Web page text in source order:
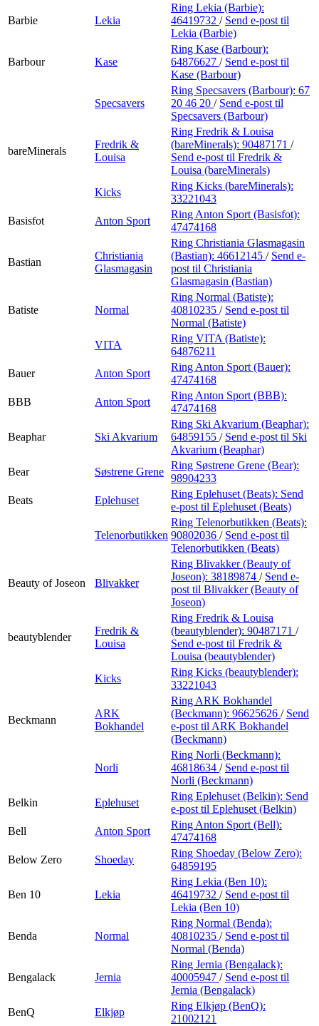
Barbie Lekia
Ring Lekia (Barbie):
46419732 / Send e-post til
Lekia (Barbie)
Barbour Kase
Ring Kase (Barbour):
64876627 / Send e-post til
Kase (Barbour)
Specsavers
Ring Specsavers (Barbour): 67
20 46 20 / Send e-post til
Specsavers (Barbour)
bareMinerals
Fredrik &
Louisa
Ring Fredrik & Louisa
(bareMinerals): 90487171 /
Send e-post til Fredrik &
Louisa (bareMinerals)
Kicks
Ring Kicks (bareMinerals):
33221043
Basisfot
Anton Sport
Ring Anton Sport (Basisfot):
47474168
Bastian
Christiania
Glasmagasin
Ring Christiania Glasmagasin
(Bastian): 46612145 / Send e-
post til Christiania
Glasmagasin (Bastian)
Batiste Normal
Ring Normal (Batiste):
40810235 / Send e-post til
Normal (Batiste)
VITA
Ring VITA (Batiste):
64876211
Bauer
Anton Sport
Ring Anton Sport (Bauer):
47474168
BBB
Anton Sport
Ring Anton Sport (BBB):
47474168
Beaphar Ski Akvarium
Ring Ski Akvarium (Beaphar):
64859155 / Send e-post til Ski
Akvarium (Beaphar)
Bear
Søstrene Grene
Ring Søstrene Grene (Bear):
98904233
Beats
Eplehuset
Ring Eplehuset (Beats): Send
e-post til Eplehuset (Beats)
Telenorbutikken
Ring Telenorbutikken (Beats):
90802036 / Send e-post til
Telenorbutikken (Beats)
Beauty of Joseon Blivakker
Ring Blivakker (Beauty of
Joseon): 38189874 / Send e-
post til Blivakker (Beauty of
Joseon)
beautyblender
Fredrik &
Louisa
Ring Fredrik & Louisa
(beautyblender): 90487171 /
Send e-post til Fredrik &
Louisa (beautyblender)
Kicks
Ring Kicks (beautyblender):
33221043
Beckmann
ARK
Bokhandel
Ring ARK Bokhandel
(Beckmann): 96625626 / Send
e-post til ARK Bokhandel
(Beckmann)
Norli
Ring Norli (Beckmann):
46818634 / Send e-post til
Norli (Beckmann)
Belkin
Eplehuset
Ring Eplehuset (Belkin): Send
e-post til Eplehuset (Belkin)
Bell
Anton Sport
Ring Anton Sport (Bell):
47474168
Below Zero
Shoeday
Ring Shoeday (Below Zero):
64859195
Ben 10 Lekia
Ring Lekia (Ben 10):
46419732 / Send e-post til
Lekia (Ben 10)
Benda Normal
Ring Normal (Benda):
40810235 / Send e-post til
Normal (Benda)
Bengalack Jernia
Ring Jernia (Bengalack):
40005947 / Send e-post til
Jernia (Bengalack)
BenQ
Elkjøp
Ring Elkjøp (BenQ):
21002121